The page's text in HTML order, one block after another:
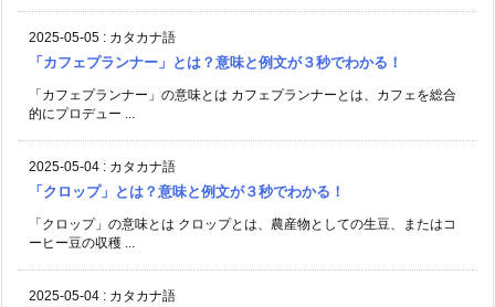
2025-05-05 : カタカナ語
「カフェプランナー」とは？意味と例文が３秒でわかる！
「カフェプランナー」の意味とは カフェプランナーとは、カフェを総合
的にプロデュー ...
2025-05-04 : カタカナ語
「クロップ」とは？意味と例文が３秒でわかる！
「クロップ」の意味とは クロップとは、農産物としての生豆、またはコ
ーヒー豆の収穫 ...
2025-05-04 : カタカナ語